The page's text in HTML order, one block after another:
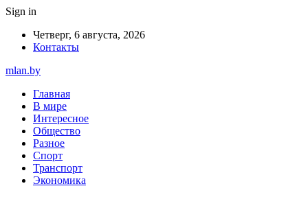
Sign in
Четверг, 6 августа, 2026
Контакты
mlan.by
Главная
В мире
Интересное
Общество
Разное
Спорт
Транспорт
Экономика